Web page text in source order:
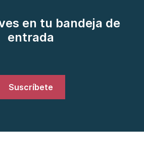
en tu bandeja de
entrada
Suscríbete